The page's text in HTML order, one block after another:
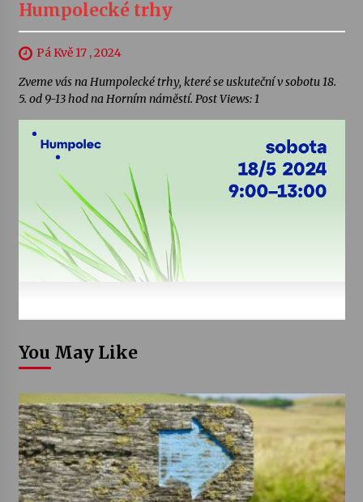
Humpolecké trhy
Pá Kvě 17 , 2024
Zveme vás na Humpolecké trhy, které se uskuteční v sobotu 18.
5. od 9-13 hod na Horním náměstí. Post Views: 1
You May Like